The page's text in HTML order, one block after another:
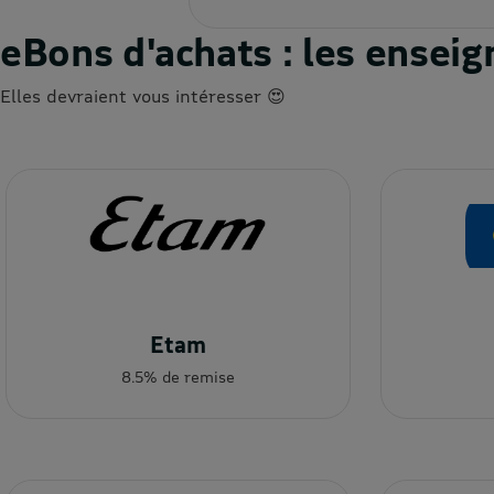
eBons d'achats : les
Elles devraient vous intéresser 😍
Etam
8.5% de remise